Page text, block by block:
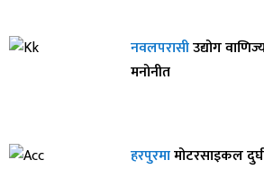
नवलपरासीउद्योग
मनोनीत
हरपुरमामोटरसाइकल